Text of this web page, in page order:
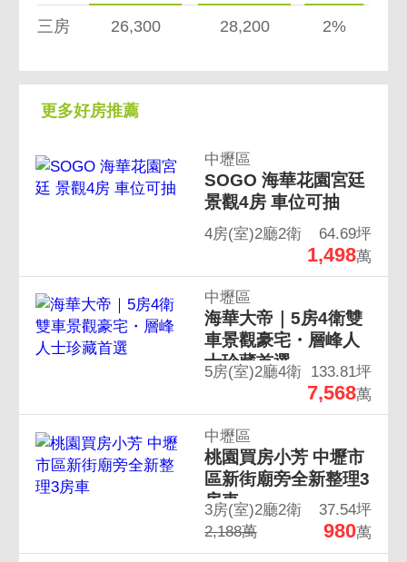
三房 26,300 28,200 2%
更多好房推薦
中壢區
SOGO 海華花園宮廷
景觀4房 車位可抽
4房(室)2廳2衛 64.69坪
1,498萬
中壢區
海華大帝｜5房4衛雙
車景觀豪宅・層峰人
士珍藏首選
5房(室)2廳4衛 133.81坪
7,568萬
中壢區
桃園買房小芳 中壢市
區新街廟旁全新整理3
房車
3房(室)2廳2衛
37.54坪
2,188萬
980萬